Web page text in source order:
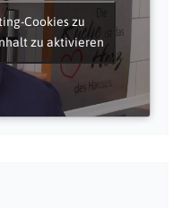
Cookies zu
zu aktivieren